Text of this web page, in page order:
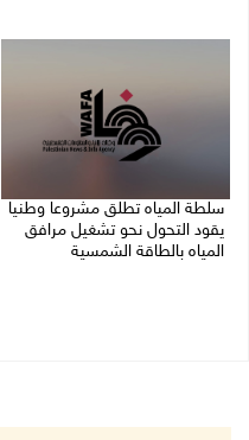
سلطة المياه تطلق مشروعا وطنيا
يقود التحول نحو تشغيل مرافق
المياه بالطاقة الشمسية